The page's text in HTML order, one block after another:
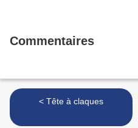
Commentaires
< Tête à claques